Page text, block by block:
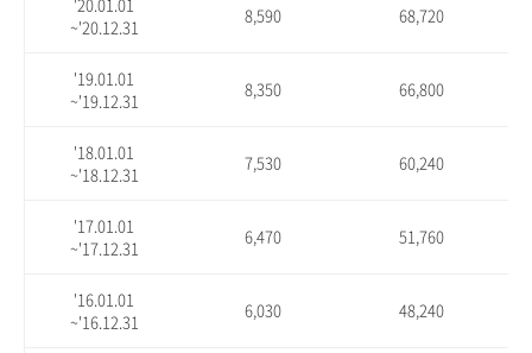
~'20.12.31
8,590 68,720
'19.01.01
~'19.12.31
8,350 66,800
'18.01.01
~'18.12.31
7,530 60,240
'17.01.01
~'17.12.31
6,470 51,760
'16.01.01
~'16.12.31
6,030 48,240